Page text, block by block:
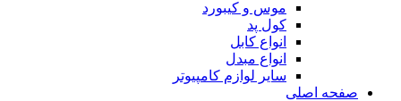
موس و کیبورد
کول پد
انواع کابل
انواع مبدل
سایر لوازم کامپیوتر
صفحه اصلی